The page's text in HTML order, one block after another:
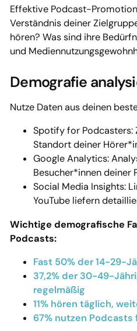
Effektive Podcast-
Verständnis deiner
hören? Was sind ihre
und
Demografie
Nutze Daten aus deinen
Spotify for Podcasters:
Standort deiner
Google Analytics:
Besucher*innen deiner
Social Media Insights:
YouTube liefern
Wichtige demografische
Podcasts:
Fast 50% der 14-29-
37,2% der 30-49-
regelmäßig
11% hören täglich,
67% nutzen